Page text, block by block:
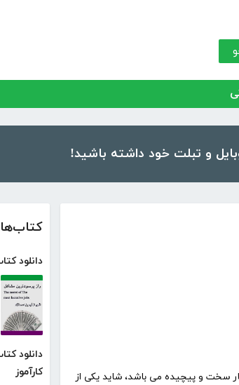
دانلود
دانلود
کارآموز
سخت و پیچیده می باشد، شاید یکی از